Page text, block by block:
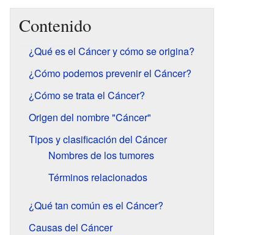
Contenido
¿Qué es el Cáncer y cómo se origina?
¿Cómo podemos prevenir el Cáncer?
¿Cómo se trata el Cáncer?
Origen del nombre "Cáncer"
Tipos y clasificación del Cáncer
Nombres de los tumores
Términos relacionados
¿Qué tan común es el Cáncer?
Causas del Cáncer